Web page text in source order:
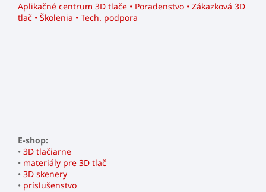
Aplikačné centrum 3D tlače • Poradenstvo • Zákazková 3D
tlač • Školenia • Tech. podpora
E-shop:
• 3D tlačiarne
• materiály pre 3D tlač
• 3D skenery
• príslušenstvo